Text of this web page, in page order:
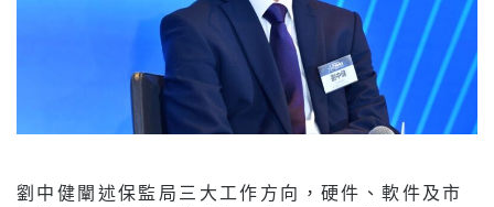
劉中健闡述保監局三大工作方向，硬件、軟件及市